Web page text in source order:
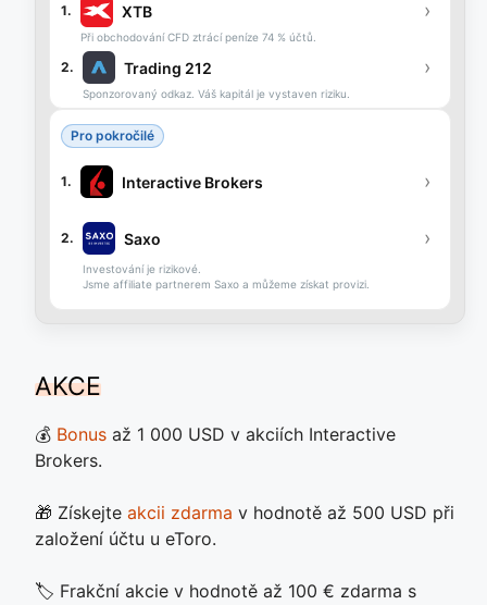
1. XTB ›
Při obchodování CFD ztrácí peníze 74 % účtů.
2. Trading 212 ›
Sponzorovaný odkaz. Váš kapitál je vystaven riziku.
Pro pokročilé
1. Interactive Brokers ›
2. Saxo ›
Investování je rizikové.
Jsme affiliate partnerem Saxo a můžeme získat provizi.
AKCE
💰 Bonus až 1 000 USD v akciích Interactive
Brokers.
🎁 Získejte akcii zdarma v hodnotě až 500 USD při
založení účtu u eToro.
🏷️ Frakční akcie v hodnotě až 100 € zdarma s